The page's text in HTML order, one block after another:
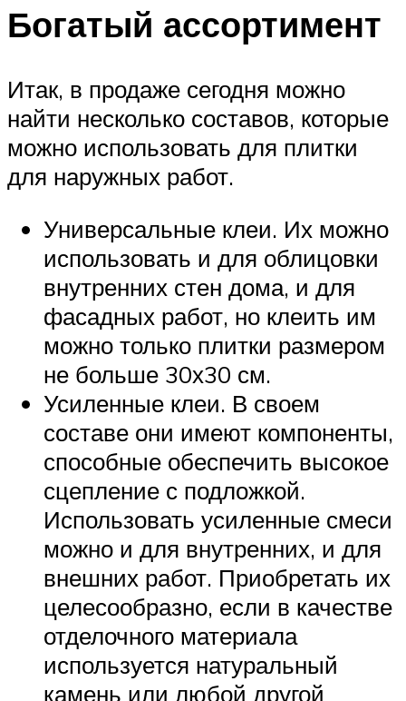
Богатый ассортимент
Итак, в продаже сегодня можно
найти несколько составов, которые
можно использовать для плитки
для наружных работ.
Универсальные клеи. Их можно
использовать и для облицовки
внутренних стен дома, и для
фасадных работ, но клеить им
можно только плитки размером
не больше 30х30 см.
Усиленные клеи. В своем
составе они имеют компоненты,
способные обеспечить высокое
сцепление с подложкой.
Использовать усиленные смеси
можно и для внутренних, и для
внешних работ. Приобретать их
целесообразно, если в качестве
отделочного материала
используется натуральный
камень или любой другой